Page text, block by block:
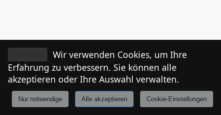
Anmelden Tiroler
Wir verwenden Cookies, um Ihre
Erfahrung zu verbessern. Sie können alle
akzeptieren oder Ihre Auswahl verwalten.
Nur notwendige Alle akzeptieren Cookie-Einstellungen